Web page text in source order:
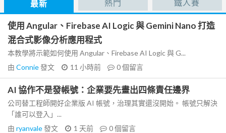
最新 熱門 鐵人賽
使用 Angular、Firebase AI Logic 與 Gemini Nano 打造
混合式影像分析應用程式
本教學將示範如何使用 Angular、Firebase AI Logic 與 G...
由 Connie發文 11 小時前 0個留言
AI 協作不是發帳號：企業要先畫出四條責任邊界
公司替工程師開好企業版 AI 帳號，治理其實還沒開始。 帳號只解決
「誰可以登入」...
由 ryanvale發文 1 天前 0個留言